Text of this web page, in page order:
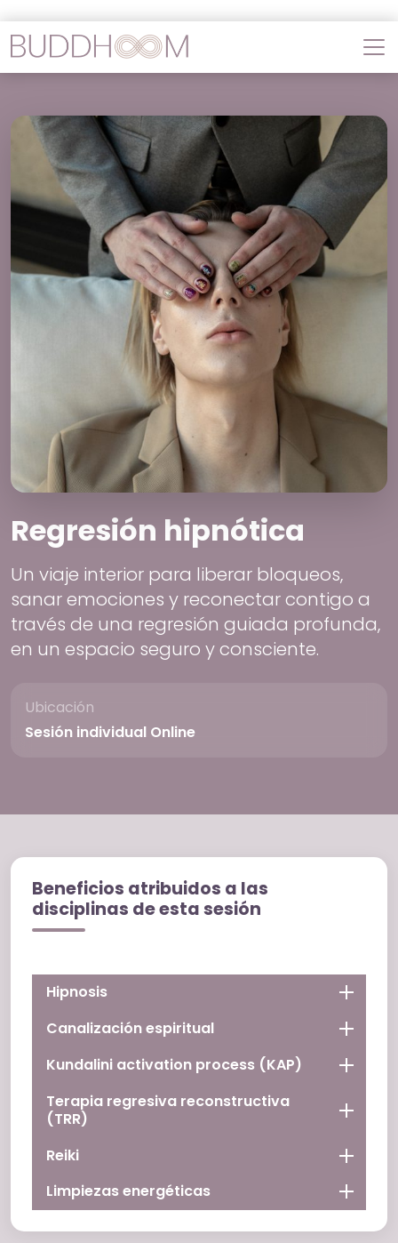
Regresión hipnótica
Un viaje interior para liberar bloqueos,
sanar emociones y reconectar contigo a
través de una regresión guiada profunda,
en un espacio seguro y consciente.
Ubicación
Sesión individual Online
Beneficios atribuidos a las
disciplinas de esta sesión
Hipnosis
Canalización espiritual
Kundalini activation process (KAP)
Terapia regresiva reconstructiva
(TRR)
Reiki
Limpiezas energéticas